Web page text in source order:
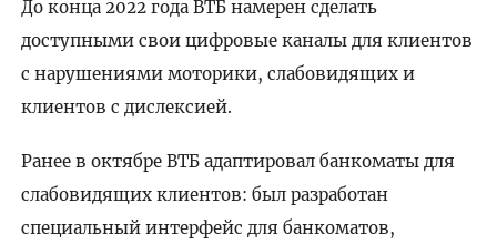
До конца 2022 года ВТБ намерен сделать
доступными свои цифровые каналы для клиентов
с нарушениями моторики, слабовидящих и
клиентов с дислексией.
Ранее в октябре ВТБ адаптировал банкоматы для
слабовидящих клиентов: был разработан
специальный интерфейс для банкоматов,